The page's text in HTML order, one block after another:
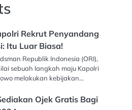
Rekrut Penyandang
Itu Luar Biasa!
Republik Indonesia (ORI),
sebuah langkah maju Kapolri
melakukan kebijakan…
Ojek Gratis Bagi